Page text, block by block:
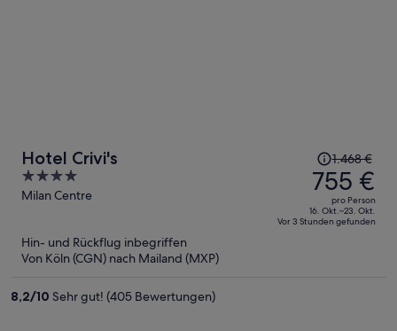
Hotel Crivi's
4
out
5
Milan Centre
Der
Preis
betrug
1.468 €,
jetzt
1.468 €
755 €
pro Person
16. Okt.–23. Okt.
Vor 3 Stunden gefunden
Hin- und Rückflug inbegriffen
Von Köln (CGN) nach Mailand (MXP)
8,2/10 Sehr gut! (405 Bewertungen)